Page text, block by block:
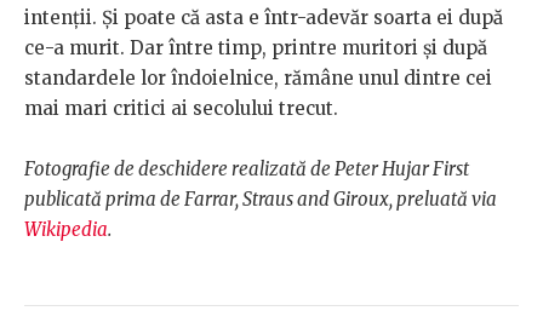
intenții. Și poate că asta e într-adevăr soarta ei după
ce-a murit. Dar între timp, printre muritori și după
standardele lor îndoielnice, rămâne unul dintre cei
mai mari critici ai secolului trecut.
Fotografie de deschidere realizată de Peter Hujar First
publicată prima de Farrar, Straus and Giroux, preluată via
Wikipedia.